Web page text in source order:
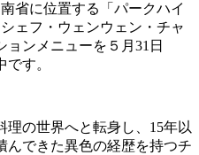
省に位置する「パークハイ
ェフ・ウェンウェン・チャ
ンメニューを５月31日
す。
の世界へと転身し、15年以
んできた異色の経歴を持つチ